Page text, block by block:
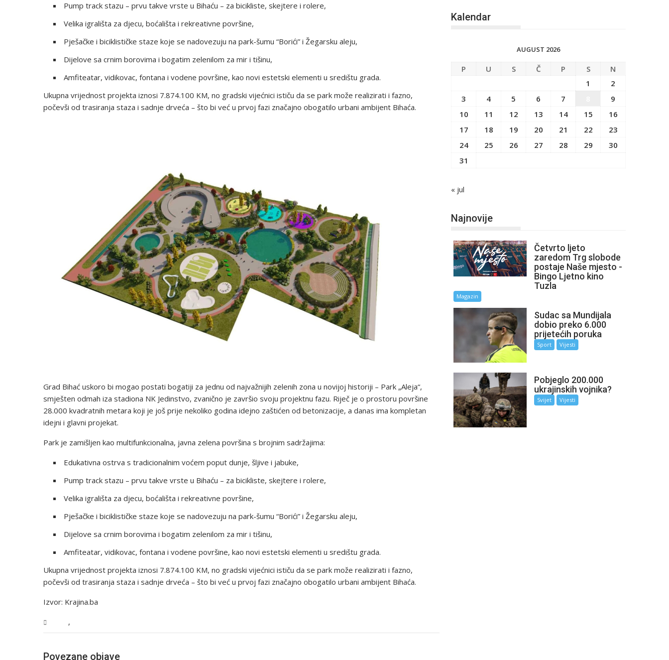
Pump track stazu – prvu takve vrste u Bihaću – za bicikliste, skejtere i rolere,
Velika igrališta za djecu, boćališta i rekreativne površine,
Pješačke i biciklističke staze koje se nadovezuju na park-šumu “Borići” i Žegarsku aleju,
Dijelove sa crnim borovima i bogatim zelenilom za mir i tišinu,
Amfiteatar, vidikovac, fontana i vodene površine, kao novi estetski elementi u središtu grada.
Ukupna vrijednost projekta iznosi 7.874.100 KM, no gradski vijećnici ističu da se park može realizirati i fazno,
počevši od trasiranja staza i sadnje drveća – što bi već u prvoj fazi značajno obogatilo urbani ambijent Bihaća.
Grad Bihać uskoro bi mogao postati bogatiji za jednu od najvažnijih zelenih zona u novijoj historiji – Park „Aleja“,
smješten odmah iza stadiona NK Jedinstvo, zvanično je završio svoju projektnu fazu. Riječ je o prostoru površine
28.000 kvadratnih metara koji je još prije nekoliko godina idejno zaštićen od betonizacije, a danas ima kompletan
idejni i glavni projekat.
Park je zamišljen kao multifunkcionalna, javna zelena površina s brojnim sadržajima:
Edukativna ostrva s tradicionalnim voćem poput dunje, šljive i jabuke,
Pump track stazu – prvu takve vrste u Bihaću – za bicikliste, skejtere i rolere,
Velika igrališta za djecu, boćališta i rekreativne površine,
Pješačke i biciklističke staze koje se nadovezuju na park-šumu “Borići” i Žegarsku aleju,
Dijelove sa crnim borovima i bogatim zelenilom za mir i tišinu,
Amfiteatar, vidikovac, fontana i vodene površine, kao novi estetski elementi u središtu grada.
Ukupna vrijednost projekta iznosi 7.874.100 KM, no gradski vijećnici ističu da se park može realizirati i fazno,
počevši od trasiranja staza i sadnje drveća – što bi već u prvoj fazi značajno obogatilo urbani ambijent Bihaća.
Izvor: Krajina.ba
,
Povezane objave
Kalendar
AUGUST 2026
P U S Č P S
N
1
2
3
4 5 6 7
9
10
11 12 13 14 15
16
17
18 19 20 21 22
23
24
25 26 27 28 29
30
31
« jul
Najnovije
Četvrto ljeto
zaredom Trg slobode
postaje Naše mjesto -
Bingo Ljetno kino
Tuzla
Magazin
Sudac sa Mundijala
dobio preko 6.000
prijetećih poruka
Sport Vijesti
Pobjeglo 200.000
ukrajinskih vojnika?
Svijet Vijesti